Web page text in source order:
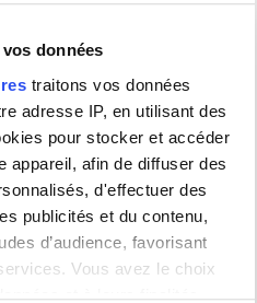
données
traitons vos données
adresse IP, en utilisant des
pour stocker et accéder
appareil, afin de diffuser des
d'effectuer des
publicités et du contenu,
d’audience, favorisant
Vous avez le choix
et à leurs finalités.
en chef du quotidien d'
producteur (Quidam.fr), directeur
conférences, Institut français de
/ Journée d'étude
paris3.fr